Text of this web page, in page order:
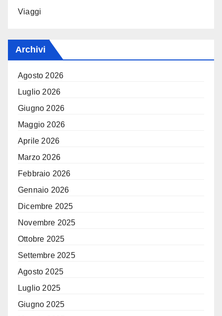
Viaggi
Archivi
Agosto 2026
Luglio 2026
Giugno 2026
Maggio 2026
Aprile 2026
Marzo 2026
Febbraio 2026
Gennaio 2026
Dicembre 2025
Novembre 2025
Ottobre 2025
Settembre 2025
Agosto 2025
Luglio 2025
Giugno 2025